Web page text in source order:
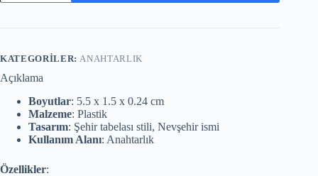
KATEGORILER: ANAHTARLIK
Açıklama
Boyutlar: 5.5 x 1.5 x 0.24 cm
Malzeme: Plastik
Tasarım: Şehir tabelası stili, Nevşehir ismi
Kullanım Alanı: Anahtarlık
Özellikler: